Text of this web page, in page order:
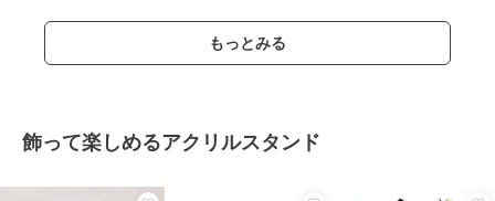
もっとみる
飾って楽しめるアクリルスタンド